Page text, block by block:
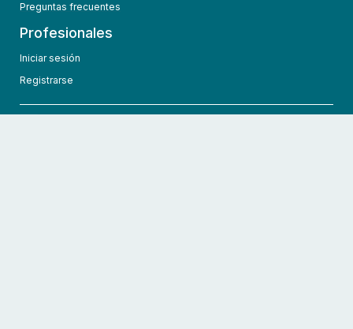
Preguntas frecuentes
Profesionales
Iniciar sesión
Registrarse